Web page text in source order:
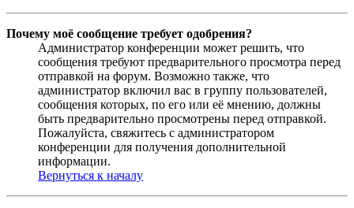
Почему моё сообщение требует одобрения?
Администратор конференции может решить, что
сообщения требуют предварительного просмотра перед
отправкой на форум. Возможно также, что
администратор включил вас в группу пользователей,
сообщения которых, по его или её мнению, должны
быть предварительно просмотрены перед отправкой.
Пожалуйста, свяжитесь с администратором
конференции для получения дополнительной
информации.
Вернуться к началу